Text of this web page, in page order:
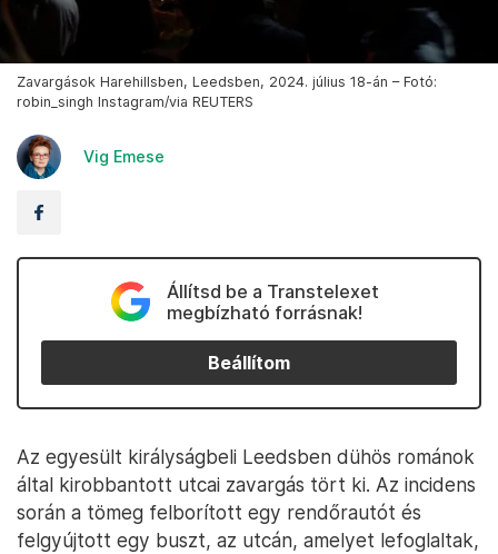
Zavargások Harehillsben, Leedsben, 2024. július 18-án – Fotó:
robin_singh Instagram/via REUTERS
Vig Emese
Állítsd be a Transtelexet
megbízható forrásnak!
Beállítom
Az egyesült királyságbeli Leedsben dühös románok
által kirobbantott utcai zavargás tört ki. Az incidens
során a tömeg felborított egy rendőrautót és
felgyújtott egy buszt, az utcán, amelyet lefoglaltak,